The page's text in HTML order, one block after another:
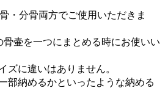
・分骨両方でご使用いただきま
壷を一つにまとめる時にお使いい
ズに違いはありません。
部納めるかといったような納める